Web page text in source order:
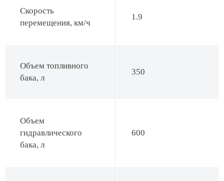
Скорость
перемещения, км/ч
1.9
Объем топливного
бака, л
350
Объем
гидравлического
бака, л
600